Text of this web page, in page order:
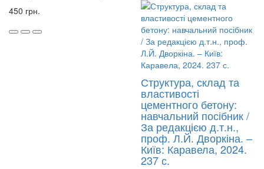
450 грн.
Структура, склад та
властивості
цементного бетону:
навчальний посібник /
За редакцією д.т.н.,
проф. Л.Й. Дворкіна. –
Київ: Каравела, 2024.
237 с.